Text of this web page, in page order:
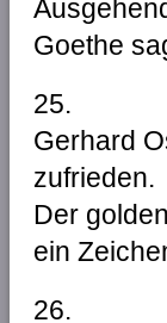
Goethe
25.
Gerhard
zufrieden.
Der
ein
26.